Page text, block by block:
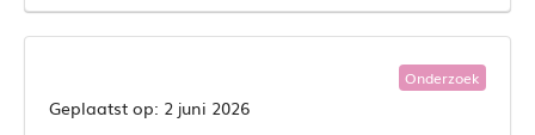
Onderzoek
2 juni 2026